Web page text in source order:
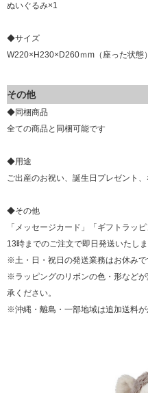
ぬいぐるみ×1
◆サイズ
W220×H230×D260ｍm（座った状態）
その他
◆同梱商品
全ての商品と同梱可能です
◆用途
ご出産のお祝い、誕生日プレゼント
◆その他
「メッセージカード」「ギフトラッピ
13時までのご注文で即日発送いたしま
※土・日・祝日の発送業務はお休みで
※ラッピングのリボンの色・形など
承ください。
※沖縄・離島・一部地域は追加送料が